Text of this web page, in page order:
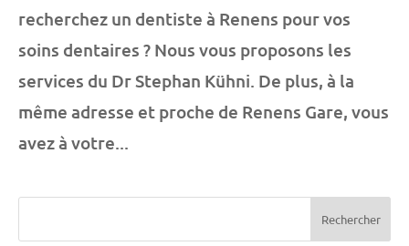
recherchez un dentiste à Renens pour vos
soins dentaires ? Nous vous proposons les
services du Dr Stephan Kühni. De plus, à la
même adresse et proche de Renens Gare, vous
avez à votre...